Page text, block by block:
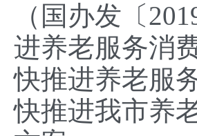
（国办发〔
进养老服务消
快推进养老服
快推进我市养